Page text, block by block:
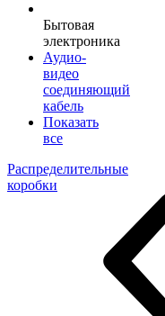
Бытовая
электроника
Аудио-
видео
соединяющий
кабель
Показать
все
Распределительные
коробки